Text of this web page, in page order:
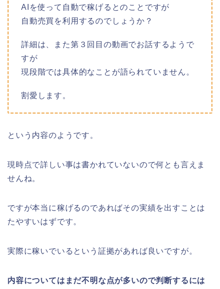
AIを使って自動で稼げるとのことですが
自動売買を利用するのでしょうか？
詳細は、また第３回目の動画でお話するようで
すが
現段階では具体的なことが語られていません。
割愛します。
という内容のようです。
現時点で詳しい事は書かれていないので何とも言えま
せんね。
ですが本当に稼げるのであればその実績を出すことは
たやすいはずです。
実際に稼いでいるという証拠があれば良いですが。
内容についてはまだ不明な点が多いので判断するには